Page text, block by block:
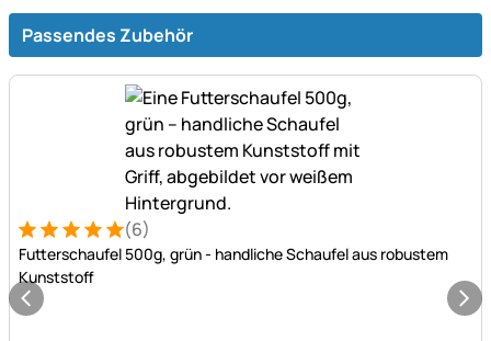
Passendes Zubehör
Bewertung: 5 von 5 (6 Bewertungen)
6 Bewertungen
(6)
Futterschaufel 500g, grün - handliche Schaufel aus robustem
Kunststoff